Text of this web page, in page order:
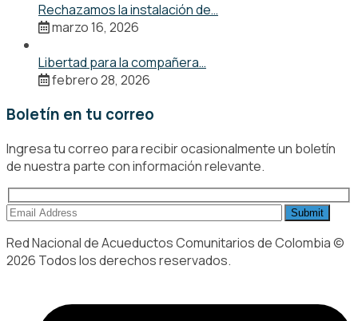
Rechazamos la instalación de…
marzo 16, 2026
Libertad para la compañera…
febrero 28, 2026
Boletín en tu correo
Ingresa tu correo para recibir ocasionalmente un boletín
de nuestra parte con información relevante.
Red Nacional de Acueductos Comunitarios de Colombia ©
2026 Todos los derechos reservados.